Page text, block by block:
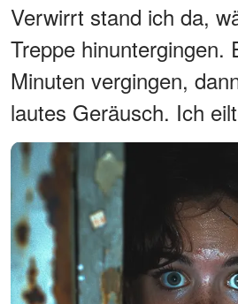
Verwirrt stand ich da,
Treppe hinuntergingen.
Minuten vergingen,
lautes Geräusch. Ich